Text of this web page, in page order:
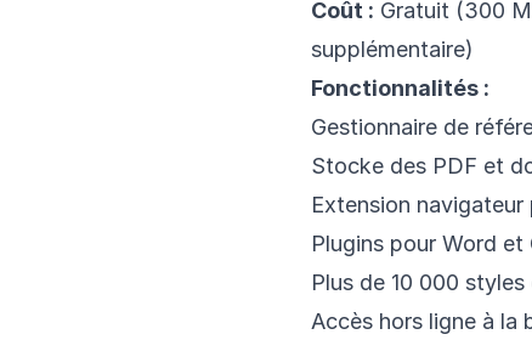
Coût : Gratuit (300
supplémentaire)
Fonctionnalités :
Gestionnaire de
Stocke des PDF et
Extension
Plugins pour Word
Plus de 10 000
Accès hors ligne à la